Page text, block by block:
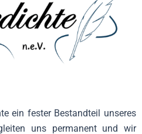
ein fester Bestandteil unseres
uns permanent und wir